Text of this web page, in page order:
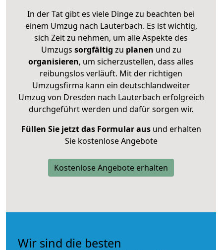
In der Tat gibt es viele Dinge zu beachten bei
einem Umzug nach Lauterbach. Es ist wichtig,
sich Zeit zu nehmen, um alle Aspekte des
Umzugs sorgfältig zu planen und zu
organisieren, um sicherzustellen, dass alles
reibungslos verläuft. Mit der richtigen
Umzugsfirma kann ein deutschlandweiter
Umzug von Dresden nach Lauterbach erfolgreich
durchgeführt werden und dafür sorgen wir.
Füllen Sie jetzt das Formular ausund erhalten
Sie kostenlose Angebote
Kostenlose Angebote erhalten
Wir sind die besten